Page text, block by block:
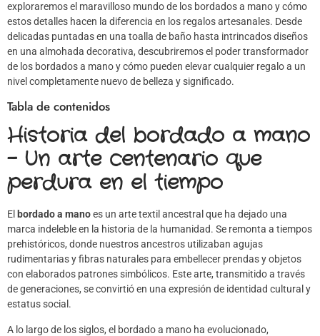
exploraremos el maravilloso mundo de los bordados a mano y cómo
estos detalles hacen la diferencia en los regalos artesanales. Desde
delicadas puntadas en una toalla de baño hasta intrincados diseños
en una almohada decorativa, descubriremos el poder transformador
de los bordados a mano y cómo pueden elevar cualquier regalo a un
nivel completamente nuevo de belleza y significado.
Tabla de contenidos
Historia del bordado a mano
– Un arte centenario que
perdura en el tiempo
El bordado a manoes un arte textil ancestral que ha dejado una
marca indeleble en la historia de la humanidad. Se remonta a tiempos
prehistóricos, donde nuestros ancestros utilizaban agujas
rudimentarias y fibras naturales para embellecer prendas y objetos
con elaborados patrones simbólicos. Este arte, transmitido a través
de generaciones, se convirtió en una expresión de identidad cultural y
estatus social.
A lo largo de los siglos, el bordado a mano ha evolucionado,